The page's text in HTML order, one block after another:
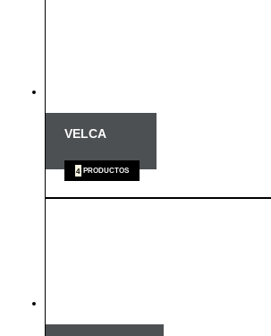
VELCA
4 PRODUCTOS